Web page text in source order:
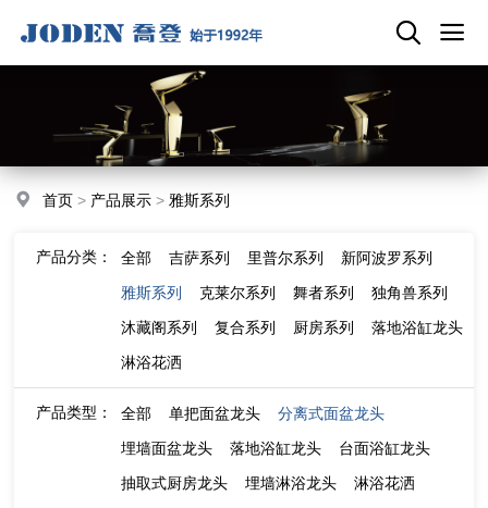
首页 > 产品展示 >雅斯系列
产品分类： 全部 吉萨系列 里普尔系列
新阿波罗系列
雅斯系列
克莱尔系列 舞者系列
独角兽系列
沐藏阁系列
复合系列 厨房系列
落地浴缸龙头
淋浴花洒
产品类型： 全部 单把面盆龙头
分离式面盆龙头
埋墙面盆龙头
落地浴缸龙头
台面浴缸龙头
抽取式厨房龙头
埋墙淋浴龙头 淋浴花洒